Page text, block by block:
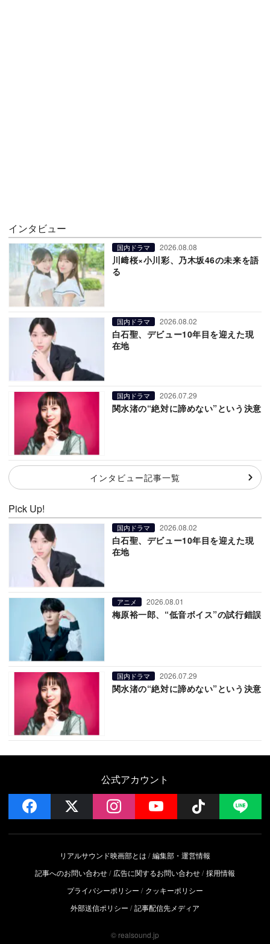
インタビュー
国内ドラマ 2026.08.08
川﨑桜×小川彩、乃木坂46の未来を語
る
国内ドラマ 2026.08.02
白石聖、デビュー10年目を迎えた現
在地
国内ドラマ 2026.07.29
関水渚の“絶対に諦めない”という決意
インタビュー記事一覧
Pick Up!
国内ドラマ 2026.08.02
白石聖、デビュー10年目を迎えた現
在地
アニメ 2026.08.01
梅原裕一郎、“低音ボイス”の試行錯誤
国内ドラマ 2026.07.29
関水渚の“絶対に諦めない”という決意
公式アカウント
facebook instagramYouTube Follow
リアルサウンド映画部とは
編集部・運営情報
記事へのお問い合わせ
広告に関するお問い合わせ 採用情報
プライバシーポリシー
クッキーポリシー
外部送信ポリシー
記事配信先メディア
© realsound.jp